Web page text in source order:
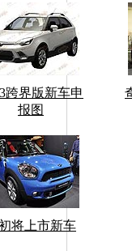
跨界版新车申
报图
将上市新车